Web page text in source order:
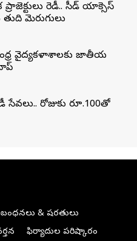
రెడీ.. సీడ్‌ యాక్సెస్‌
తుది మెరుగులు
వైద్యకళాశాలకు జాతీయ
రోజుకు రూ.100తో
& షరతులు
ఫిర్యాదుల పరిష్కారం